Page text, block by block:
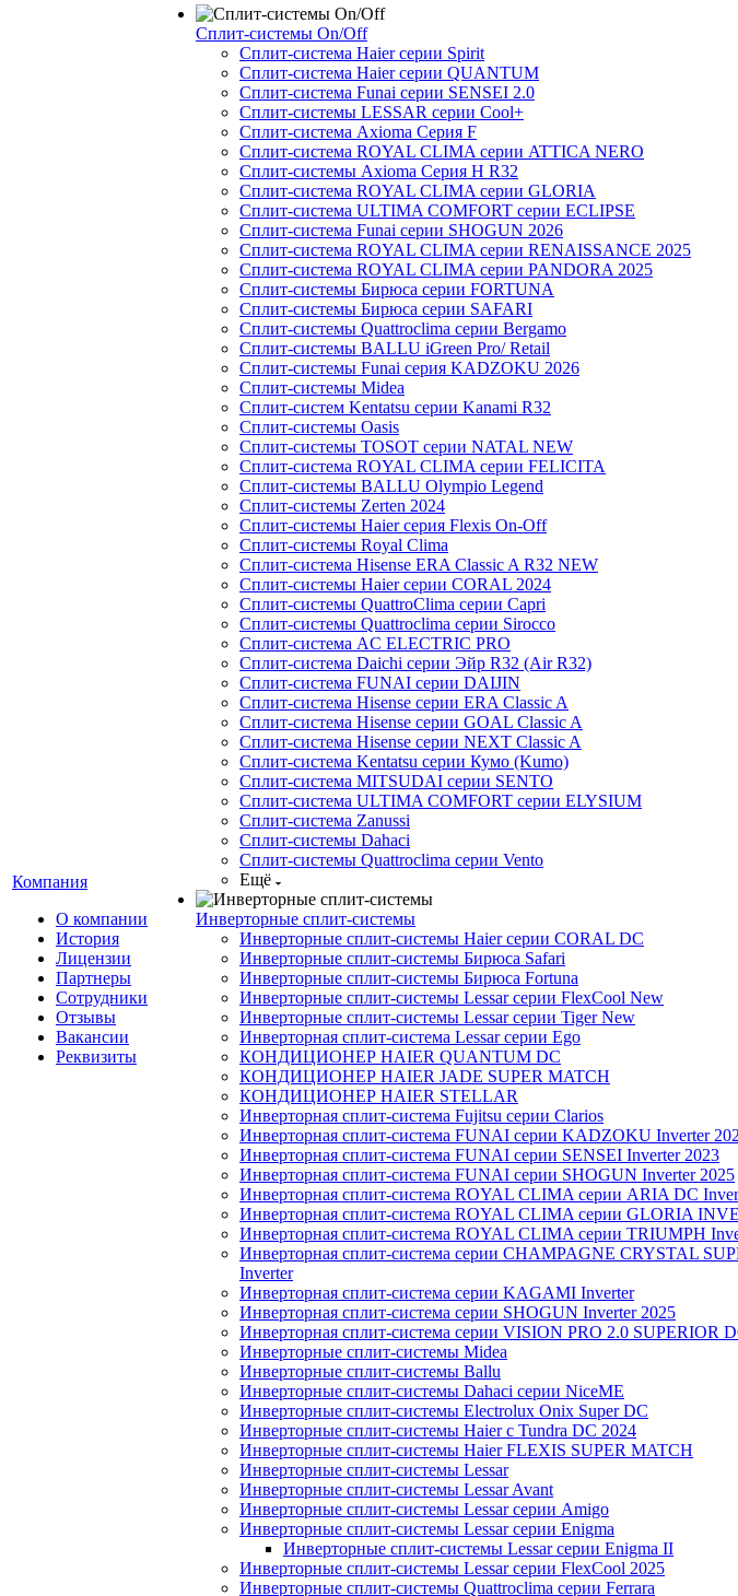
Компания
О компании
История
Лицензии
Партнеры
Сотрудники
Отзывы
Вакансии
Реквизиты
Сплит-системы On/Off
Сплит-система Haier серии Spirit
Сплит-система Haier серии QUANTUM
Сплит-система Funai серии SENSEI 2.0
Сплит-системы LESSAR серии Cool+
Сплит-система Axioma Серия F
Сплит-система ROYAL CLIMA серии ATTICA NERO
Сплит-системы Axioma Серия H R32
Сплит-система ROYAL CLIMA серии GLORIA
Сплит-система ULTIMA COMFORT серии ECLIPSE
Сплит-система Funai серии SHOGUN 2026
Сплит-система ROYAL CLIMA серии RENAISSANCE 2025
Сплит-система ROYAL CLIMA серии PANDORA 2025
Сплит-системы Бирюса серии FORTUNA
Сплит-системы Бирюса серии SAFARI
Сплит-системы Quattroclima серии Bergamo
Сплит-системы BALLU iGreen Pro/ Retail
Сплит-системы Funai серия KADZOKU 2026
Сплит-системы Midea
Сплит-систем Kentatsu серии Kanami R32
Сплит-системы Oasis
Сплит-системы TOSOT серии NATAL NEW
Сплит-система ROYAL CLIMA серии FELICITA
Сплит-системы BALLU Olympio Legend
Сплит-системы Zerten 2024
Сплит-системы Haier серия Flexis On-Off
Сплит-системы Royal Clima
Сплит-система Hisense ERA Classic A R32 NEW
Сплит-системы Haier cерии CORAL 2024
Сплит-системы QuattroClima серии Capri
Сплит-системы Quattroclima серии Sirocco
Сплит-система AC ELECTRIC PRO
Сплит-система Daichi серии Эйр R32 (Air R32)
Сплит-система FUNAI серии DAIJIN
Сплит-система Hisense серии ERA Classic A
Сплит-система Hisense серии GOAL Classic A
Сплит-система Hisense серии NEXT Classic A
Сплит-система Kentatsu серии Кумо (Kumo)
Сплит-система MITSUDAI серии SENTO
Сплит-система ULTIMA COMFORT серии ELYSIUM
Сплит-система Zanussi
Сплит-системы Dahaci
Сплит-системы Quattroclima серии Vento
Ещё
Инверторные сплит-системы
Инверторные сплит-системы Haier серии CORAL DC
Инверторные сплит-системы Бирюса Safari
Инверторные сплит-системы Бирюса Fortuna
Инверторные сплит-системы Lessar серии FlexCool New
Инверторные сплит-системы Lessar серии Tiger New
Инверторная сплит-система Lessar серии Ego
КОНДИЦИОНЕР HAIER QUANTUM DC
КОНДИЦИОНЕР HAIER JADE SUPER MATCH
КОНДИЦИОНЕР HAIER STELLAR
Инверторная сплит-система Fujitsu серии Clarios
Инверторная сплит-система FUNAI серии KADZOKU Inverter
Инверторная сплит-система FUNAI серии SENSEI Inverter 2023
Инверторная сплит-система FUNAI серии SHOGUN Inverter 2025
Инверторная сплит-система ROYAL CLIMA серии ARIA DC
Инверторная сплит-система ROYAL CLIMA серии GLORIA
Инверторная сплит-система ROYAL CLIMA серии TRIUMPH
Инверторная сплит-система серии CHAMPAGNE CRYSTAL
Inverter
Инверторная сплит-система серии KAGAMI Inverter
Инверторная сплит-система серии SHOGUN Inverter 2025
Инверторная сплит-система серии VISION PRO 2.0 SUPERIOR
Инверторные сплит-системы Midea
Инверторные сплит-системы Ballu
Инверторные сплит-системы Dahaci серии NiceME
Инверторные сплит-системы Electrolux Onix Super DC
Инверторные сплит-системы Haier c Tundra DC 2024
Инверторные сплит-системы Haier FLEXIS SUPER MATCH
Инверторные сплит-системы Lessar
Инверторные сплит-системы Lessar Avant
Инверторные сплит-системы Lessar серии Amigo
Инверторные сплит-системы Lessar серии Enigma
Инверторные сплит-системы Lessar серии Enigma II
Инверторные сплит-системы Lessar серии FlexCool 2025
Инверторные сплит-системы Quattroclima серии Ferrara